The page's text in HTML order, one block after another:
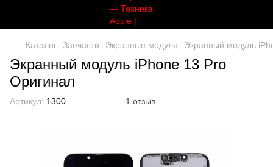
Каталог Запчасти Экранные модуля Экранный модуль
Экранный модуль iPhone 13 Pro
Оригинал
Артикул: 1300 1 отзыв